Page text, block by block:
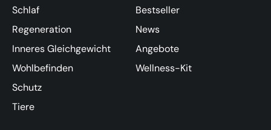
Schlaf
Regeneration
Inneres Gleichgewicht
Wohlbefinden
Schutz
Tiere
Bestseller
News
Angebote
Wellness-Kit